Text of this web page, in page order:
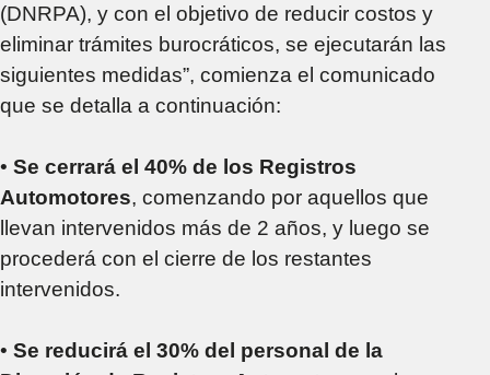
(DNRPA), y con el objetivo de reducir costos y
eliminar trámites burocráticos, se ejecutarán las
siguientes medidas”, comienza el comunicado
que se detalla a continuación:
• Se cerrará el 40% de los Registros
Automotores, comenzando por aquellos que
llevan intervenidos más de 2 años, y luego se
procederá con el cierre de los restantes
intervenidos.
• Se reducirá el 30% del personal de la